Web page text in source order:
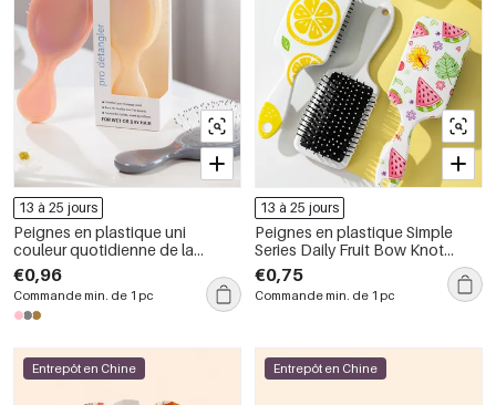
13 à 25 jours
Peignes en plastique uni
couleur quotidienne de la
gamme Simple Series
€0,96
Commande min. de 1 pc
13 à 25 jours
Peignes en plastique Simple
Series Daily Fruit Bow Knot
Cherry
€0,75
Commande min. de 1 pc
Entrepôt en Chine Entrepôt en Chine